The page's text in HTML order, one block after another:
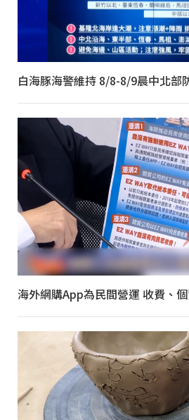
白海豚海警維持 8/8-8/9晨中北部
海外網購App為民間營運 收費、